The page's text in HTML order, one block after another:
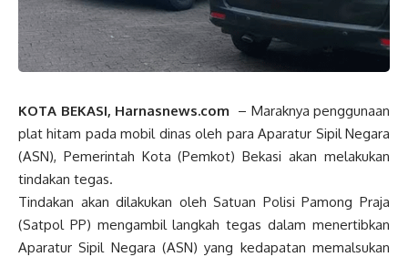
KOTA BEKASI, Harnasnews.com – Maraknya penggunaan
plat hitam pada mobil dinas oleh para Aparatur Sipil Negara
(ASN), Pemerintah Kota (Pemkot) Bekasi akan melakukan
tindakan tegas.
Tindakan akan dilakukan oleh Satuan Polisi Pamong Praja
(Satpol PP) mengambil langkah tegas dalam menertibkan
Aparatur Sipil Negara (ASN) yang kedapatan memalsukan